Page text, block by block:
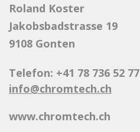
Roland Koster
Jakobsbadstrasse 19
9108 Gonten
Telefon: +41 78 736 52 77
info@chromtech.ch
www.chromtech.ch